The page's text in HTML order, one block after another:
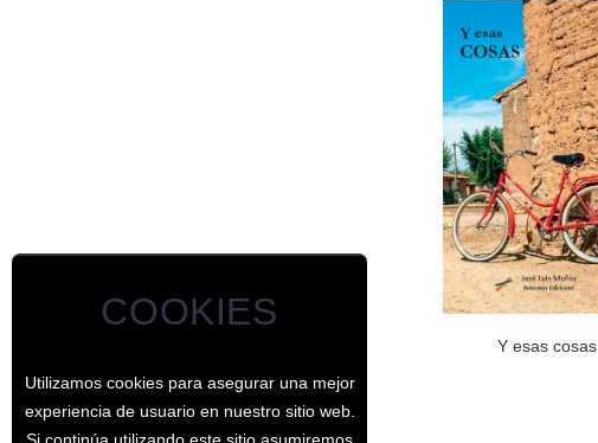
COOKIES
Utilizamos cookies para asegurar una mejor
experiencia de usuario en nuestro sitio web.
Si continúa utilizando este sitio asumiremos
Y esas cosas